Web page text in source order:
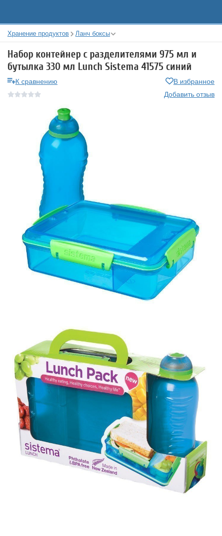
Хранение продуктов Ланч боксы
Набор контейнер с разделителями 975 мл и
бутылка 330 мл Lunch Sistema 41575 синий
К сравнению
В избранное
Добавить отзыв